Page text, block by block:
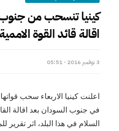
كينيا تنسحب من
اقالة قائد القوة الاممية
3 نوفمبر 2016 · 05:51
اعلنت كينيا الاربعاء سحب
في جنوب السودان بعد اقالة
السلام في هذا البلد، اثر تقرير